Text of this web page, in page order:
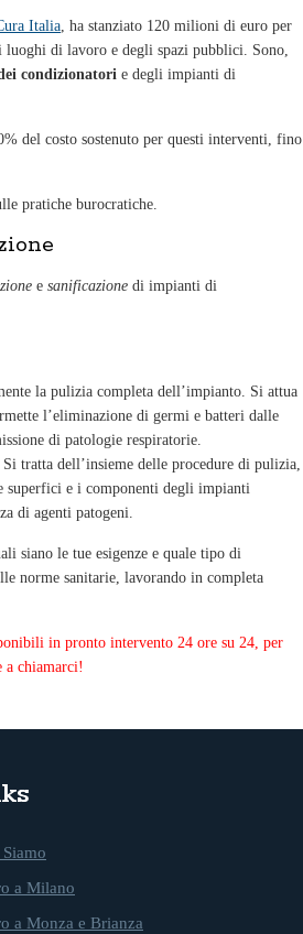
Italia , ha stanziato 120 milioni di euro per
di lavoro e degli spazi pubblici. Sono,
condizionatori e degli impianti di
del costo sostenuto per questi interventi, fino
pratiche burocratiche.
e sanificazione di impianti di
la pulizia completa dell’impianto. Si attua
l’eliminazione di germi e batteri dalle
di patologie respiratorie.
tratta dell’insieme delle procedure di pulizia,
superfici e i componenti degli impianti
di agenti patogeni.
siano le tue esigenze e quale tipo di
norme sanitarie, lavorando in completa
in pronto intervento 24 ore su 24, per
a chiamarci!
a Milano
a Monza e Brianza